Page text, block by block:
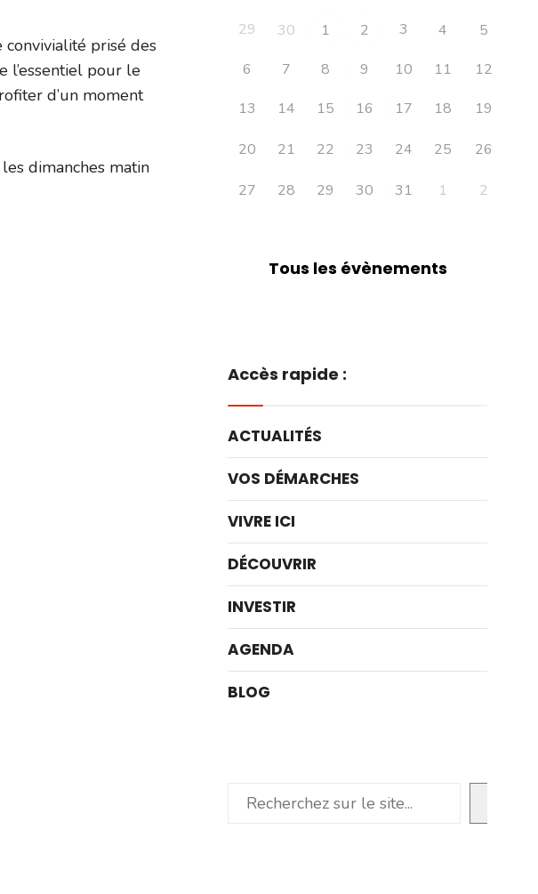
prisé des
l’essentiel pour le
d’un moment
dimanches matin
29 30 1 2 3 4
5
6
7 8 9 10 11
12
13
14 15 16 17 18 19
20 21 22 23 24 25 26
27 28 29 30 31 1 2
Tous les évènements
Accès rapide :
ACTUALITÉS
VOS DÉMARCHES
VIVRE ICI
DÉCOUVRIR
INVESTIR
AGENDA
BLOG
Rechercher